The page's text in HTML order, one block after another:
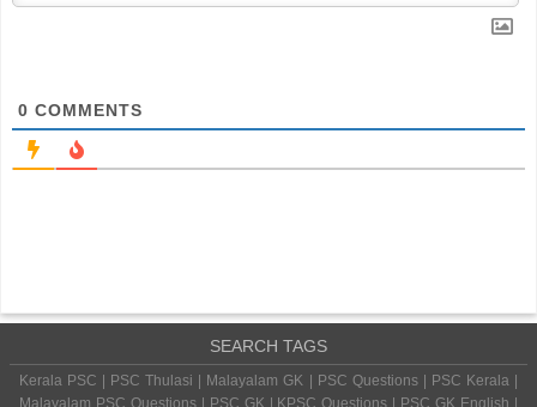
0 COMMENTS
SEARCH TAGS
Kerala PSC | PSC Thulasi | Malayalam GK | PSC Questions | PSC Kerala |
Malayalam PSC Questions | PSC GK | KPSC Questions | PSC GK English |